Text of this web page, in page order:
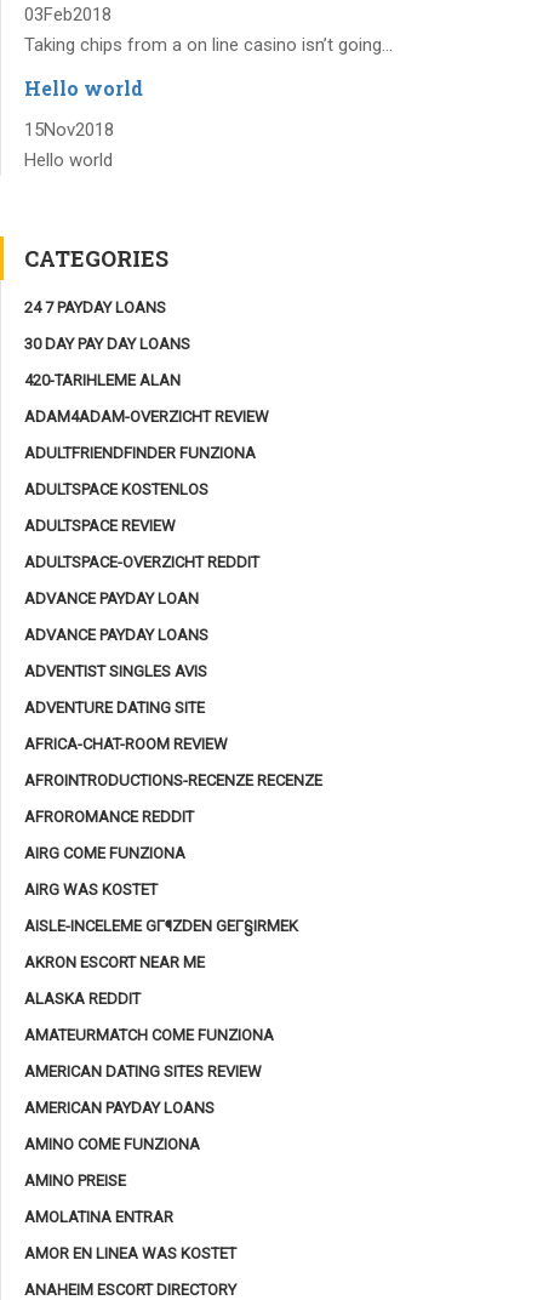
03Feb2018
Taking chips from a on line casino isn’t going...
Hello world
15Nov2018
Hello world
CATEGORIES
24 7 PAYDAY LOANS
30 DAY PAY DAY LOANS
420-TARIHLEME ALAN
ADAM4ADAM-OVERZICHT REVIEW
ADULTFRIENDFINDER FUNZIONA
ADULTSPACE KOSTENLOS
ADULTSPACE REVIEW
ADULTSPACE-OVERZICHT REDDIT
ADVANCE PAYDAY LOAN
ADVANCE PAYDAY LOANS
ADVENTIST SINGLES AVIS
ADVENTURE DATING SITE
AFRICA-CHAT-ROOM REVIEW
AFROINTRODUCTIONS-RECENZE RECENZE
AFROROMANCE REDDIT
AIRG COME FUNZIONA
AIRG WAS KOSTET
AISLE-INCELEME GГ¶ZDEN GEГ§IRMEK
AKRON ESCORT NEAR ME
ALASKA REDDIT
AMATEURMATCH COME FUNZIONA
AMERICAN DATING SITES REVIEW
AMERICAN PAYDAY LOANS
AMINO COME FUNZIONA
AMINO PREISE
AMOLATINA ENTRAR
AMOR EN LINEA WAS KOSTET
ANAHEIM ESCORT DIRECTORY